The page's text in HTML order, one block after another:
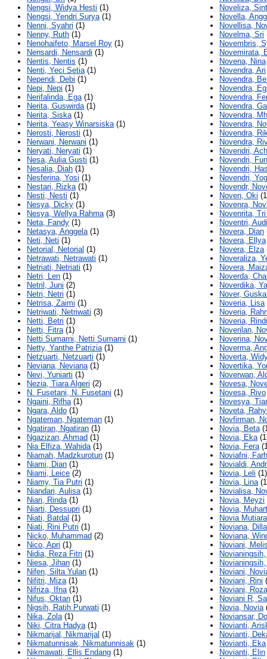
Nengsi, Widya Hesti (1)
Nengsi, Yendri Surya(1)
Nenni, Syahri (1)
Nenny, Ruth (1)
Nenohaifeto, Marsel Roy (1)
Nensardi, Nensardi (1)
Nentis, Nentis (1)
Nenti, Yeci Setia(1)
Nependi, Debi (1)
Nepi, Nepi (1)
Nerifalinda, Ega(1)
Nerita, Guswirda(1)
Nerita, Siska(1)
Nerita, Yeasy Winarsiska(1)
Nerosti, Nerosti (1)
Nerwani, Nerwani (1)
Neryati, Neryati (1)
Nesa, Aulia Gusti (1)
Nesalia, Diah (1)
Nesferina, Yosi (1)
Nestari, Rizka(1)
Nesti, Nesti (1)
Nesya, Dicky (1)
Nesya, Wellya Rahma(3)
Neta, Fandy (1)
Netasya, Anggela(1)
Neti, Neti (1)
Netorial, Netorial (1)
Netrawati, Netrawati (1)
Netriati, Netriati (1)
Netri, Len (1)
Netril, Juni (2)
Netri, Netri (1)
Netrisa, Zaimi (1)
Netriwati, Netriwati (3)
Netti, Betri (1)
Netti, Fitra(1)
Netti Sumarni, Netti Sumarni (1)
Netty, Yanthe Patrizia(1)
Netzuarti, Netzuarti (1)
Neviana, Neviana(1)
Nevi, Yuniarti (1)
Nezia, Tiara Algeri (2)
N. Fusetani, N. Fusetani (1)
Ngaini, Rifha(1)
Ngara, Aldo (1)
Ngateman, Ngateman (1)
Ngatiran, Ngatiran (1)
Ngazizan, Ahmad (1)
Nia Elfiza, Wahida(1)
Niamah, Madzkurotun (1)
Niami, Dian (1)
Niami, Leice (2)
Niamy, Tia Putri (1)
Niandari, Aulisa(1)
Niari, Rinda(1)
Niarti, Dessupri (1)
Niati, Batdal (1)
Niati, Rini Putri (1)
Nicko, Muhammad (2)
Nico, Apri (1)
Nidia, Reza Fitri (1)
Niesa, Jihan (1)
Nifen, Silta Yulan (1)
Nifitri, Miza(1)
Nifriza, Ifna(1)
Nifus, Oktan (1)
Nigsih, Ratih Purwati (1)
Nika, Zola(1)
Niki, Citra Hadya(1)
Nikmarijal, Nikmarijal (1)
Nikmatunnisak, Nikmatunnisak (1)
Nikmawati, Ellis Endang (1)
Noveliza,
Novella,
Novellisa,
Novelma, Sri
Novembris,
Novemirata,
Novena, Nina
Novendra, Ari
Novendra,
Novendra,
Novendra,
Novendra,
Novendra,
Novendra,
Novendra,
Novendra,
Novendri,
Novendri,
Novendri,
Novendri,
Novendr,
Noven, Oki
Novenra,
Novenrita,
Noventri, Audi
Novera, Dian
Novera, Ellya
Novera, Elza
Noveraliza,
Novera,
Noverda,
Noverdika,
Nover,
Noveria, Lisa
Noveria,
Noveria,
Noverilan,
Noverina,
Noverma,
Noverta,
Novertika,
Noverwan,
Novesa,
Novesa, Rivo
Novesya,
Noveta,
Novfirman,
Novia, Beta
Novia, Eka
Novia, Fera
Noviafni,
Novialdi,
Novia, Leli (1)
Novia, Lina
Novialisa,
Novia, Meyzi
Novia,
Novia
Noviana, Dilla
Noviana,
Noviani,
Noviani,
Noviani, Rini
Noviani, Roza
Noviani R,
Novia, Novia
Noviansar,
Novianti,
Novianti,
Novianti, Eka
Novianti, Elin